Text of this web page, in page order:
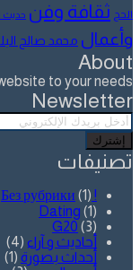
الحج ثقافة وفن حديث
وأعمال محمد صالح
About
to your needs.
Newsletter
أدخل
بريدك
الإلكتروني
تصنيفات
! Без рубрики
(1)
Dating (1)
G20 (3)
أحاديث و آراء (4)
أحداث بصورة (1)